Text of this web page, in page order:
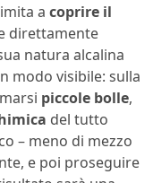
a coprire il
direttamente
natura alcalina
modo visibile: sulla
piccole bolle,
del tutto
– meno di mezzo
e poi proseguire